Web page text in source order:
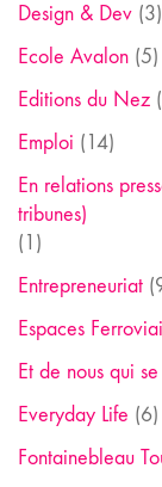
Design & Dev (3)
Ecole Avalon (5)
Editions du Nez
Emploi (14)
En relations
tribunes)
(1)
Entrepreneuriat
Espaces
Et de nous qui
Everyday Life (6)
Fontainebleau